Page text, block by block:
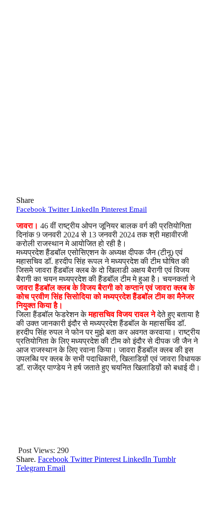
Share
Facebook Twitter LinkedIn Pinterest Email
जावरा। 46 वीं राष्ट्रीय ओपन जूनियर बालक वर्ग की प्रतियोगिता
दिनांक 9 जनवरी 2024 से 13 जनवरी 2024 तक श्री महावीरजी
करोली राजस्थान मे आयोजित हो रही है।
मध्यप्रदेश हैंडबॉल एसोसिएशन के अध्यक्ष दीपक जैन (टीनू) एवं
महासचिव डॉ. हरदीप सिंह रूपल ने मध्यप्रदेश की टीम घोषित की
जिसमे जावरा हैंडबॉल क्लब के दो खिलाडी अक्षय बैरागी एवं विजय
बैरागी का चयन मध्यप्रदेश की हैंडबॉल टीम मे हुआ है। चयनकर्ता ने
जावरा हैंडबॉल क्लब के विजय बैरागी को कप्तान एवं जावरा क्लब के
कोच प्रवीण सिंह सिसोदिया को मध्यप्रदेश हैंडबॉल टीम का मैनेजर
नियुक्त किया है।
जिला हैंडबॉल फेडरेशन केमहासचिव विजय रावल नेदेते हुए बताया है
की उक्त जानकारी इंदौर से मध्यप्रदेश हैंडबॉल के महासचिव डॉ.
हरदीप सिंह रुपल ने फोन पर मुझे बता कर अवगत करवाया। राष्ट्रीय
प्रतियोगिता के लिए मध्यप्रदेश की टीम को इंदौर से दीपक जी जैन ने
आज राजस्थान के लिए रवाना किया। जावरा हैंडबॉल क्लब की इस
उपलब्धि पर क्लब के सभी पदाधिकारी, खिलाडिय़ों एवं जावरा विधायक
डॉ. राजेंद्र पाण्डेय ने हर्ष जताते हुए चयनित खिलाडिय़ों को बधाई दी।
Post Views: 290
Share. Facebook Twitter Pinterest LinkedIn Tumblr
Telegram Email